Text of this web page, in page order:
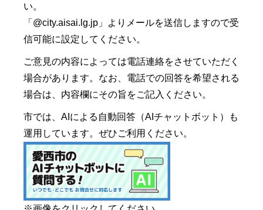
い。
「@city.aisai.lg.jp」よりメールを送信しますので受
信可能に設定してください。
ご意見の内容によっては電話連絡をさせていただく
場合があります。なお、電話での回答を希望される
場合は、内容欄にその旨をご記入ください。
市では、AIによる自動回答（AIチャットボット）も
運用しています。ぜひご利用ください。